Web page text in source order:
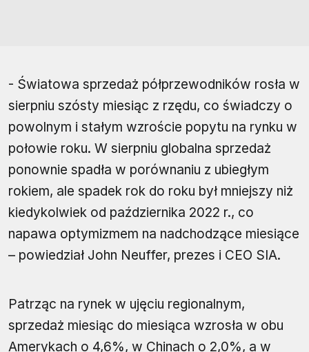
- Światowa sprzedaż półprzewodników rosła w
sierpniu szósty miesiąc z rzędu, co świadczy o
powolnym i stałym wzroście popytu na rynku w
połowie roku. W sierpniu globalna sprzedaż
ponownie spadła w porównaniu z ubiegłym
rokiem, ale spadek rok do roku był mniejszy niż
kiedykolwiek od października 2022 r., co
napawa optymizmem na nadchodzące miesiące
– powiedział John Neuffer, prezes i CEO SIA.
Patrząc na rynek w ujęciu regionalnym,
sprzedaż miesiąc do miesiąca wzrosła w obu
Amerykach o 4,6%, w Chinach o 2,0%, a w